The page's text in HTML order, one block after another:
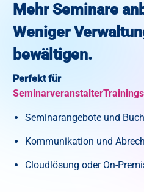
Mehr Seminare
Weniger
bewältigen.
Perfekt für
Seminarveranstalter
Seminarangebote und
Kommunikation und
Cloudlösung oder On-